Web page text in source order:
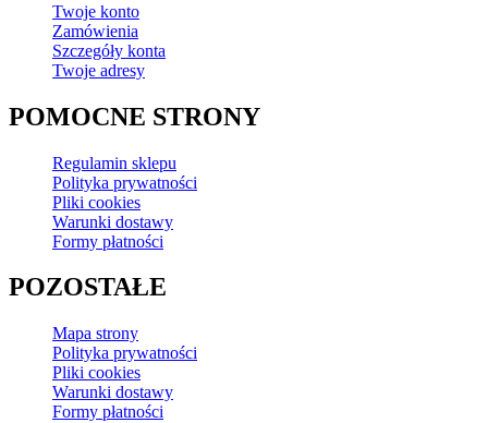
Twoje konto
Zamówienia
Szczegóły konta
Twoje adresy
POMOCNE STRONY
Regulamin sklepu
Polityka prywatności
Pliki cookies
Warunki dostawy
Formy płatności
POZOSTAŁE
Mapa strony
Polityka prywatności
Pliki cookies
Warunki dostawy
Formy płatności